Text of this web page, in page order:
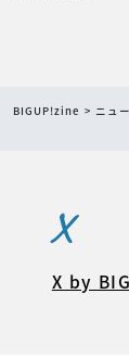
BIGUP!zine ニュ
X
X by